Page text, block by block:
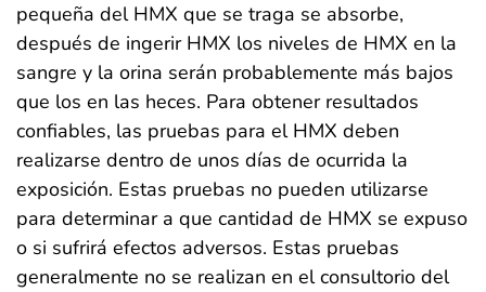
pequeña del HMX que se traga se absorbe,
después de ingerir HMX los niveles de HMX en la
sangre y la orina serán probablemente más bajos
que los en las heces. Para obtener resultados
confiables, las pruebas para el HMX deben
realizarse dentro de unos días de ocurrida la
exposición. Estas pruebas no pueden utilizarse
para determinar a que cantidad de HMX se expuso
o si sufrirá efectos adversos. Estas pruebas
generalmente no se realizan en el consultorio del